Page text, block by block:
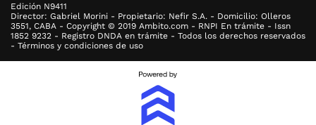
Edición N9411
Director: Gabriel Morini - Propietario: Nefir S.A. - Domicilio: Olleros
3551, CABA - Copyright © 2019 Ambito.com - RNPI En trámite - Issn
1852 9232 - Registro DNDA en trámite - Todos los derechos reservados
- Términos y condiciones de uso